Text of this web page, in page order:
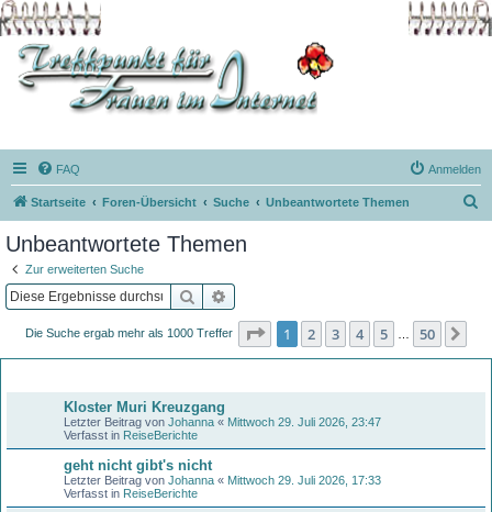
FAQ Anmelden
Startseite Foren-Übersicht Suche Unbeantwortete Themen
Unbeantwortete Themen
Zur erweiterten Suche
Suche
Die Suche ergab mehr als 1000 Treffer Seite 1von 50
1 2 3 4 5 50
Kloster Muri Kreuzgang
Letzter Beitrag von Johanna « Mittwoch 29. Juli 2026, 23:47
Verfasst in ReiseBerichte
geht nicht gibt's nicht
Letzter Beitrag von Johanna « Mittwoch 29. Juli 2026, 17:33
Verfasst in ReiseBerichte